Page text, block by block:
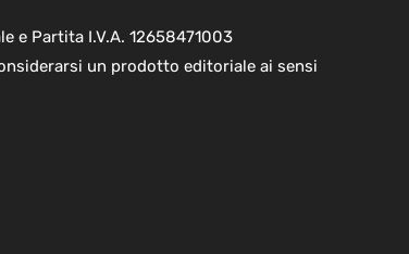
e Partita I.V.A. 12658471003
un prodotto editoriale ai sensi